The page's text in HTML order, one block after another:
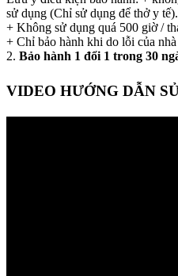
sử dụng (Chỉ sử dụng để thở y tế).
+ Không sử dụng quá 500 giờ /
+ Chỉ bảo hành khi do lỗi của nhà
2. Bảo hành 1 đổi 1 trong 30
VIDEO HƯỚNG DẪN